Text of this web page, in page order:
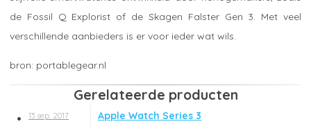
de Fossil Q Explorist of de Skagen Falster Gen 3. Met veel
verschillende aanbieders is er voor ieder wat wils.
portablegear.nl
Gerelateerde producten
13 sep. 2017 Apple Watch Series 3